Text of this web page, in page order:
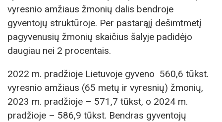
vyresnio amžiaus žmonių dalis bendroje
gyventojų struktūroje. Per pastarąjį dešimtmetį
pagyvenusių žmonių skaičius šalyje padidėjo
daugiau nei 2 procentais.
2022 m. pradžioje Lietuvoje gyveno 560,6 tūkst.
vyresnio amžiaus (65 metų ir vyresnių) žmonių,
2023 m. pradžioje – 571,7 tūkst, o 2024 m.
pradžioje – 586,9 tūkst. Bendras gyventojų